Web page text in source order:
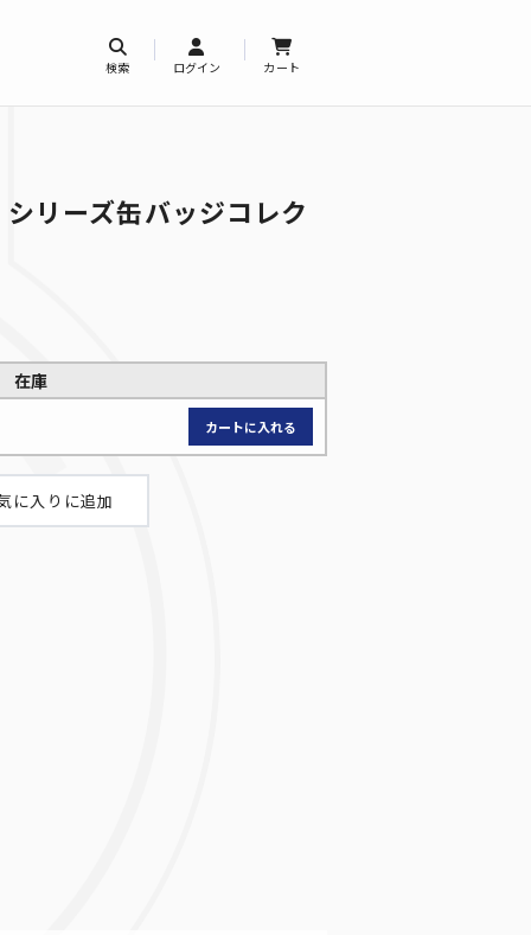
検索 ログイン カート
リーズ缶バッジコレク
在庫